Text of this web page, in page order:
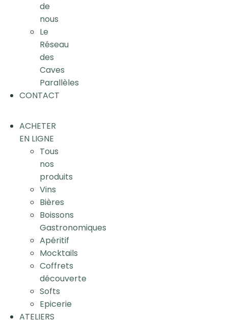
de
nous
Le
Réseau
des
Caves
Parallèles
CONTACT
ACHETER
EN LIGNE
Tous
nos
produits
Vins
Bières
Boissons
Gastronomiques
Apéritif
Mocktails
Coffrets
découverte
Softs
Epicerie
ATELIERS